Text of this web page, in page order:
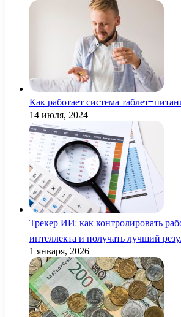
Как работает система таблет-
14 июля, 2024
Трекер ИИ: как контролировать
интеллекта и получать лучший
1 января, 2026